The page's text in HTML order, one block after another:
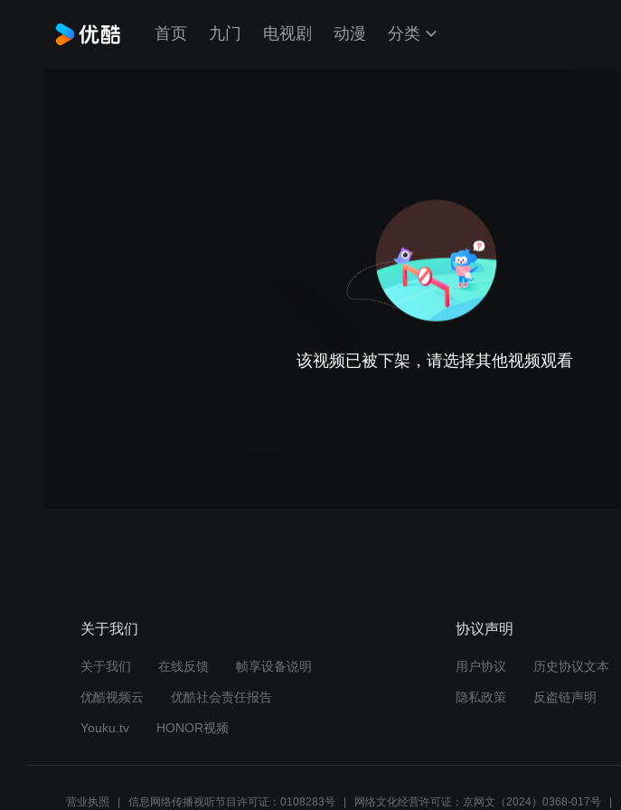
首页 九门 电视剧 动漫 分类
该视频已被下架，请选择其他视频观看
关于我们
关于我们 在线反馈 帧享设备说明
优酷视频云 优酷社会责任报告
Youku.tv HONOR视频
协议声明
用户协议 历史协议文本
隐私政策 反盗链声明
营业执照 信息网络传播视听节目许可证：0108283号 网络文化经营许可证：京网文（2024）0368-017号